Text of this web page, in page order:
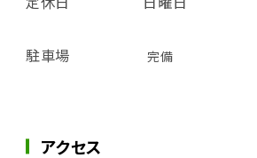
駐車場 完備
アクセス